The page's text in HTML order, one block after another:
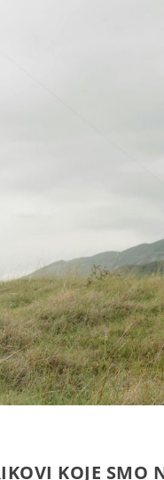
KOJE SMO